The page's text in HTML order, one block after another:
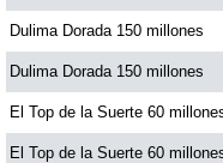
Dulima Dorada 150 millones
Dulima Dorada 150 millones
El Top de la Suerte 60
El Top de la Suerte 60